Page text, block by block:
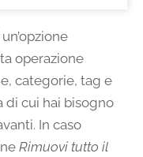
operazione
categorie, tag e
di cui hai bisogno
In caso
Rimuovi tutto il